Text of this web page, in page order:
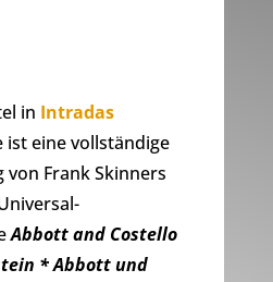
in Intradas
ist eine vollständige
von Frank Skinners
Abbott and Costello
* Abbott und